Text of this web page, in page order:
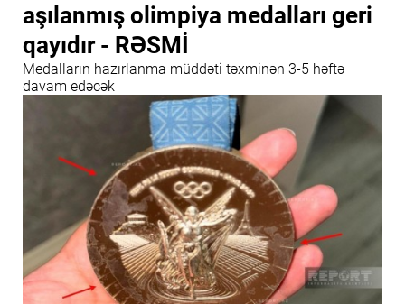
aşılanmış olimpiya medalları geri
qayıdır - RƏSMİ
Medalların hazırlanma müddəti təxminən 3-5 həftə
davam edəcək